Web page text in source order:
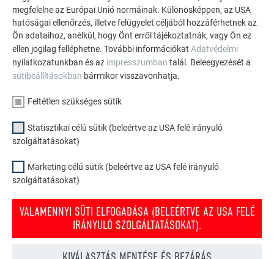
módosítottunk olyan szempontból, hogy a megrendelő
számára hosszú távon is előnyösek legyenek, illetve a
csomópontok szakszerűen legyenek kialakítva. A nagyjából
630 m2-es fedés teljes mértékben összekorcolt, duplázott
korccal lett kialakítva és 21 tetőablakot építettünk be úgy,
hogy közben alkalmazkodnunk kellett a meglévő régi
szerkezetekhez.”
Nehezítette a szakemberek dolgát, hogy itt igazából két
tetőről van szó. A nagy tetőből, amelyen a tetősíkablakok
háromnegyedét betöltő tetőépítmény, amibe álló ablakok
vannak. A munkát párkányok, oldalkávaburkolatok, belső
precíz, szakszerű csomópont kialakítást igényeltek. Szükség
volt a két szakember kreativitására a tető szellőzésének
kialakításához is, amelyre a párkányok alatti átszellőztetés
lett a megoldás. Az esztétikus megjelenés miatt az
megfelelne az Európai Unió normáinak. Különösképpen, az USA
hatóságai ellenőrzés, illetve felügyelet céljából hozzáférhetnek az
Ön adataihoz, anélkül, hogy Önt erről tájékoztatnák, vagy Ön ez
ellen jogilag felléphetne. További információkat Adatvédelmi
nyilatkozatunkban és az impresszumban talál. Beleegyezését a
sütibeállításokban bármikor visszavonhatja.
Feltétlen szükséges sütik
Statisztikai célú sütik (beleértve az USA felé irányuló
szolgáltatásokat)
Marketing célú sütik (beleértve az USA felé irányuló
szolgáltatásokat)
VALAMENNYI SÜTI ELFOGADÁSA (BELEÉRTVE AZ USA FELÉ
IRÁNYULÓ SZOLGÁLTATÁSOKAT).